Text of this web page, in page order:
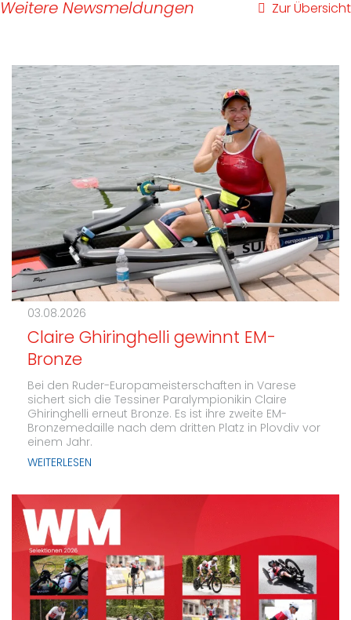
Zur Übersicht
Weitere Newsmeldungen
03.08.2026
Claire Ghiringhelli gewinnt EM-
Bronze
Bei den Ruder-Europameisterschaften in Varese
sichert sich die Tessiner Paralympionikin Claire
Ghiringhelli erneut Bronze. Es ist ihre zweite EM-
Bronzemedaille nach dem dritten Platz in Plovdiv vor
einem Jahr.
WEITERLESEN